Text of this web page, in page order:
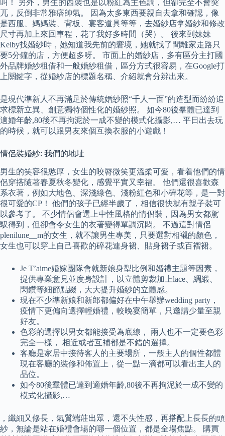
叫！ 另外，男生的西裝也是以粉紅為主色調，但卻完全不會突
兀，反倒非常雅痞帥氣。 因為太多東西要親自去拿和確認，像
是西服、媽媽裝、背板、宴客道具等等，去婚紗店拿婚紗和修改
尺寸再加上來回車程，花了我好多時間（哭）。 後來到妹妹
Kelby找婚紗時，她知道我先前的窘境，她就找了間離家走路只
要5分鐘的店，方便超多呀。 市面上的婚紗店，多有區分主打國
外品牌婚紗租借和一般婚紗租借，區分方式很容易，在Google打
上關鍵字，從婚紗店的標題名稱、介紹就會分辨出來。
是現代準新人不再滿足於傳統婚紗照“千人一面”的造型而紛紛追
求標新立異、創意獨特個性化的婚紗照。 如今80後羣體已達到
適婚年齡,80後不再拘泥於一成不變的模式化攝影,… 平日出去玩
的時候，就可以跟男友來個互換衣服的小遊戲！
情侶裝婚紗: 我們的地址
男生的笑容很憨厚，女生的咬脣微笑更溫柔可愛，看着他們的情
侶穿搭隨著春夏秋冬變化，感覺平實又幸福。 他們還很喜歡森
系衣著，例如大地色、深淺綠色、淺粉紅色和小碎花等，是一對
很可愛的CP！ 他們的孩子已經半歲了，相信很快就有親子裝可
以參考了。 不少情侶會選上中性風格的情侶裝，因為男女都駕
馭得到，但卻會令女生的衣著變得單調沉悶。 不過這對情侶
plenilune__m的女生，就不讓男生專美，只要選對相襯的顏色，
女生也可以穿上自己喜歡的碎花連身裙、貼身裙子或百褶裙。
Je T’aime婚嫁團隊會就新娘身型比例和婚禮主題等因素，
提供專業意見並度身設計，以立體剪裁加上lace、綢緞、
閃鑽等細節點綴，大大提升婚紗的立體感。
現在不少準新娘和新郎都偏好在中午舉辦wedding party，
疫情下更偏向選擇輕婚禮，較晚宴簡單，只邀請少量至親
好友。
色彩的選擇以男女都能接受為底線， 兩人也不一定要色彩
完全一樣， 相近或者互補都是不錯的選擇。
客廳是家居中接待客人的主要場所，一般主人的個性都體
現在客廳的裝修和佈置上，從一點一滴都可以看出主人的
品位。
如今80後羣體已達到適婚年齡,80後不再拘泥於一成不變的
模式化攝影,…
，纖細又修長，氣質端莊出眾，還不失性感，再搭配上長長的頭
紗，無論是站在婚禮會場的哪一個位置，都是全場焦點。 購買